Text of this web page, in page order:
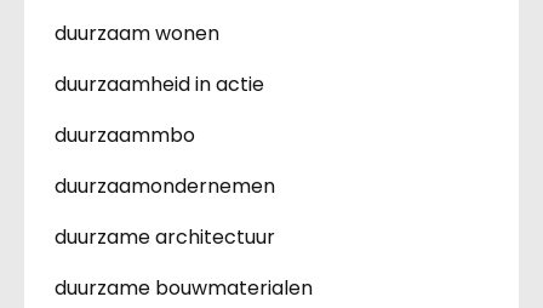
duurzaam wonen
duurzaamheid in actie
duurzaammbo
duurzaamondernemen
duurzame architectuur
duurzame bouwmaterialen